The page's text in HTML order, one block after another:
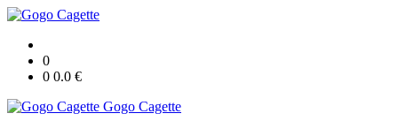
0
0 0.0 €
Gogo Cagette